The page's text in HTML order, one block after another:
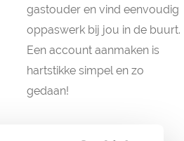
gastouder en vind eenvoudig
oppaswerk bij jou in de buurt.
Een account aanmaken is
hartstikke simpel en zo
gedaan!